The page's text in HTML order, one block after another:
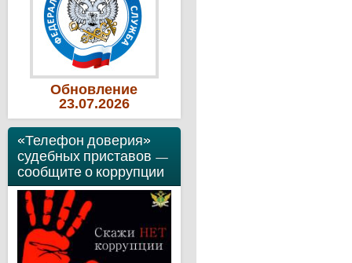
Обновление
23.07.2026
«Телефон доверия»
судебных приставов —
сообщите о коррупции